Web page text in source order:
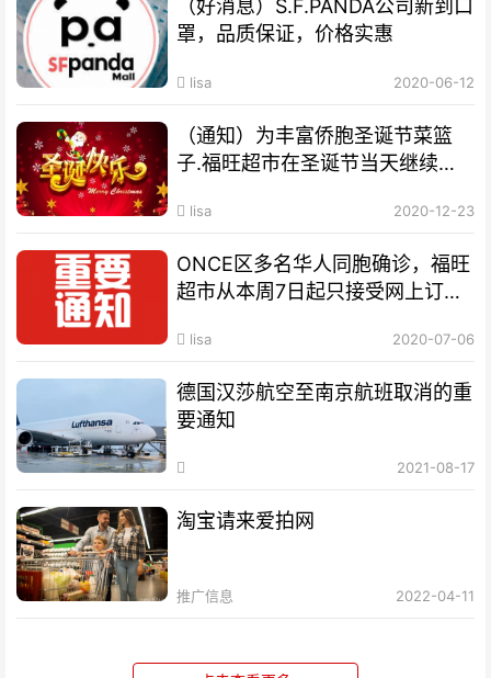
（好消息）S.F.PANDA公司新到口
罩，品质保证，价格实惠
lisa 2020-06-12
（通知）为丰富侨胞圣诞节菜篮
子.福旺超市在圣诞节当天继续营
lisa 2020-12-23
ONCE区多名华人同胞确诊，福旺
超市从本周7日起只接受网上订货
lisa 2020-07-06
德国汉莎航空至南京航班取消的重
要通知
2021-08-17
淘宝请来爱拍网
推广信息 2022-04-11